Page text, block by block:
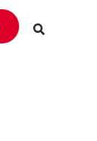
Zoeken